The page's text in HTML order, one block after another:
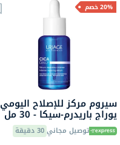
20% خصم
سيروم مركز للإصلاح اليومي
يوراج باريدرم-سيكا - 30 مل
توصيل مجاني30 دقيقة